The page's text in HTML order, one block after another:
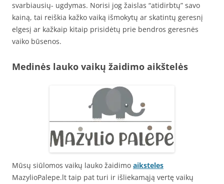
svarbiausių- ugdymas. Norisi jog žaislas “atidirbtų” savo
kainą, tai reiškia kažko vaiką išmokytų ar skatintų geresnį
elgesį ar kažkaip kitaip prisidėtų prie bendros geresnės
vaiko būsenos.
Medinės lauko vaikų žaidimo aikštelės
Mūsų siūlomos vaikų lauko žaidimo aiksteles
MazylioPalepe.lt taip pat turi ir išliekamąją vertę vaikų